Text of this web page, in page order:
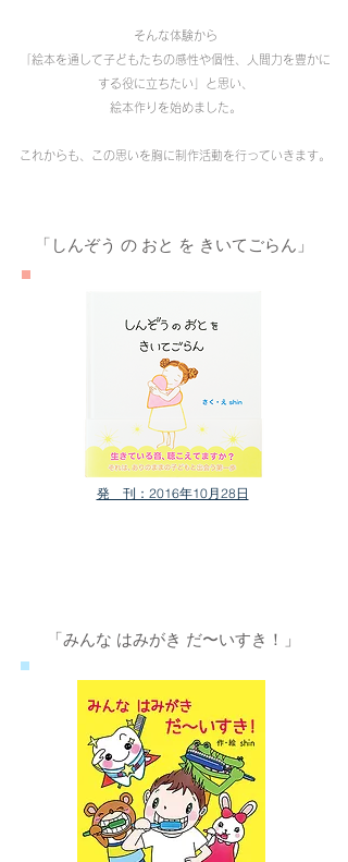
そんな体験から
「絵本を通して子どもたちの感性や個性、人間力を豊かに
する役に立ちたい」と思い、
絵本作りを始めました。
これからも、この思いを胸に制作活動を行っていきます。
「しんぞう の おと を きいてごらん」
発 刊：2016年10月28日
「みんな はみがき だ〜いすき！」